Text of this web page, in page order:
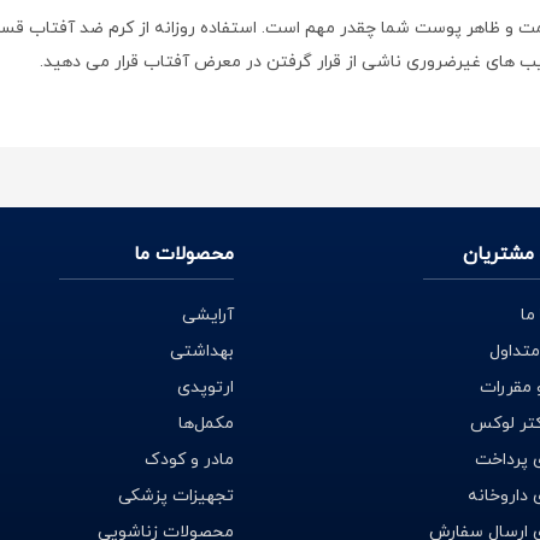
و ظاهر پوست شما چقدر مهم است. استفاده روزانه از کرم ضد آفتاب
غیرضروری ناشی از قرار گرفتن در معرض آفتاب قرار می دهید.
برخی از اشعه ماورا بنفش خورشید را جذب یا منعکس می کند. این
یا باران است، خطر ابتلا به سرطان پوست را بطور چشمگیری کاهش می
در معرض فرابنفش است؟ با استفاده از ضد آفتاب، سرعت رشد چین
مقررات
لوکس
پرداخت
داروخانه
ارسال سفارش
محصولات ما
آرایشی
بهداشتی
ارتوپدی
مکمل‌ها
مادر و کودک
تجهیزات پزشکی
محصولات زناشویی